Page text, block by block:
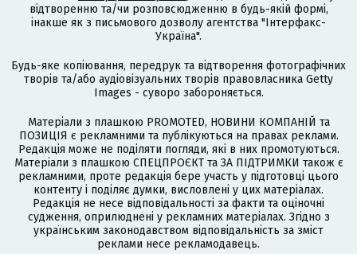
відтворенню та/чи розповсюдженню в будь-якій формі,
інакше як з письмового дозволу агентства "Інтерфакс-
Україна".
Будь-яке копіювання, передрук та відтворення фотографічних
творів та/або аудіовізуальних творів правовласника Getty
Images - суворо забороняється.
Матеріали з плашкою PROMOTED, НОВИНИ КОМПАНІЙ та
ПОЗИЦІЯ є рекламними та публікуються на правах реклами.
Редакція може не поділяти погляди, які в них промотуються.
Матеріали з плашкою СПЕЦПРОЄКТ та ЗА ПІДТРИМКИ також є
рекламними, проте редакція бере участь у підготовці цього
контенту і поділяє думки, висловлені у цих матеріалах.
Редакція не несе відповідальності за факти та оціночні
судження, оприлюднені у рекламних матеріалах. Згідно з
українським законодавством відповідальність за зміст
реклами несе рекламодавець.